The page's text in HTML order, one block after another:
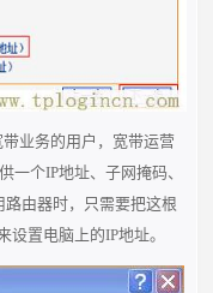
带业务的用户，宽带运营
一个IP地址、子网掩码、
路由器时，只需要把这根
设置电脑上的IP地址。